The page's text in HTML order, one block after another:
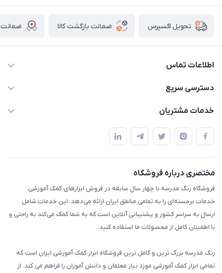
تحویل اکسپرس ضمانت بازگشت کالا ضمانت
اطلاعات تماس
02136781755
دسترسی سریع
پلنر و دفتر
استایل معلم و دانش آموز
بازی و نمایش
تزئین کلاس
طرح های تشویقی
گیفت ها و جوایز
سایر محصولات
خدمات مشتریان
قوانین و مقررات
حریم خصوصی
مختصری درباره فروشگاه
فروشگاه رنگ مدرسه با چهار سال سابقه در فروش ابزارهای کمک آموزشی،
خدمات برجسته‌ای را به تمامی مناطق ایران ارائه می‌دهد. این خدمات شامل
ارسال به سراسر کشور و پشتیبانی آنلاین است که به شما کمک می‌کند به راحتی و
با اطمینان کامل از محصولات ما استفاده کنید.
رنگ مدرسه بزرگ ترین و کامل ترین فروشگاه ابزار کمک آموزشی ایران است که
تمامی ابزار کمک آموزشی مورد نیاز معلمان و دانش آموزان را فراهم می کند. از